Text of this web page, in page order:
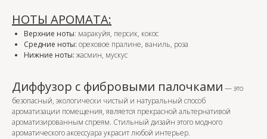
НОТЫ АРОМАТА:
Верхние ноты: маракуйя, персик, кокос
Средние ноты: ореховое пралине, ваниль, роза
Нижние ноты: жасмин, мускус
Диффузор с фибровыми палочками — это
безопасный, экологически чистый и натуральный способ
ароматизации помещения, является прекрасной альтернативой
ароматизированным спреям. Стильный дизайн этого модного
ароматического аксессуара украсит любой интерьер.